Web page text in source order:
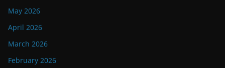
May 2026
April 2026
March 2026
February 2026